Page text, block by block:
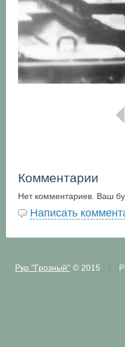
Комментарии
Нет комментариев. Ваш
Написать
Ркр "Грозный"© 2015